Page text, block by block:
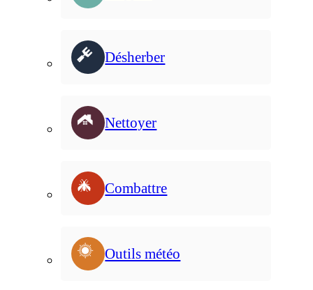
Désherber
Nettoyer
Combattre
Outils météo